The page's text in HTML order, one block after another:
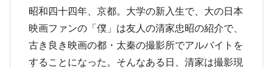
昭和四十四年、京都。大学の新入生で、大の日本
映画ファンの「僕」は友人の清家忠昭の紹介で、
古き良き映画の都・太秦の撮影所でアルバイトを
することになった。そんなある日、清家は撮影現